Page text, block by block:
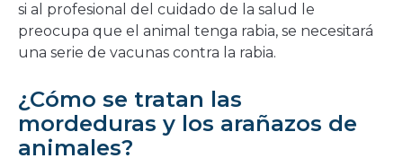
si al profesional del cuidado de la salud le
preocupa que el animal tenga rabia, se necesitará
una serie de vacunas contra la rabia.
¿Cómo se tratan las
mordeduras y los arañazos de
animales?